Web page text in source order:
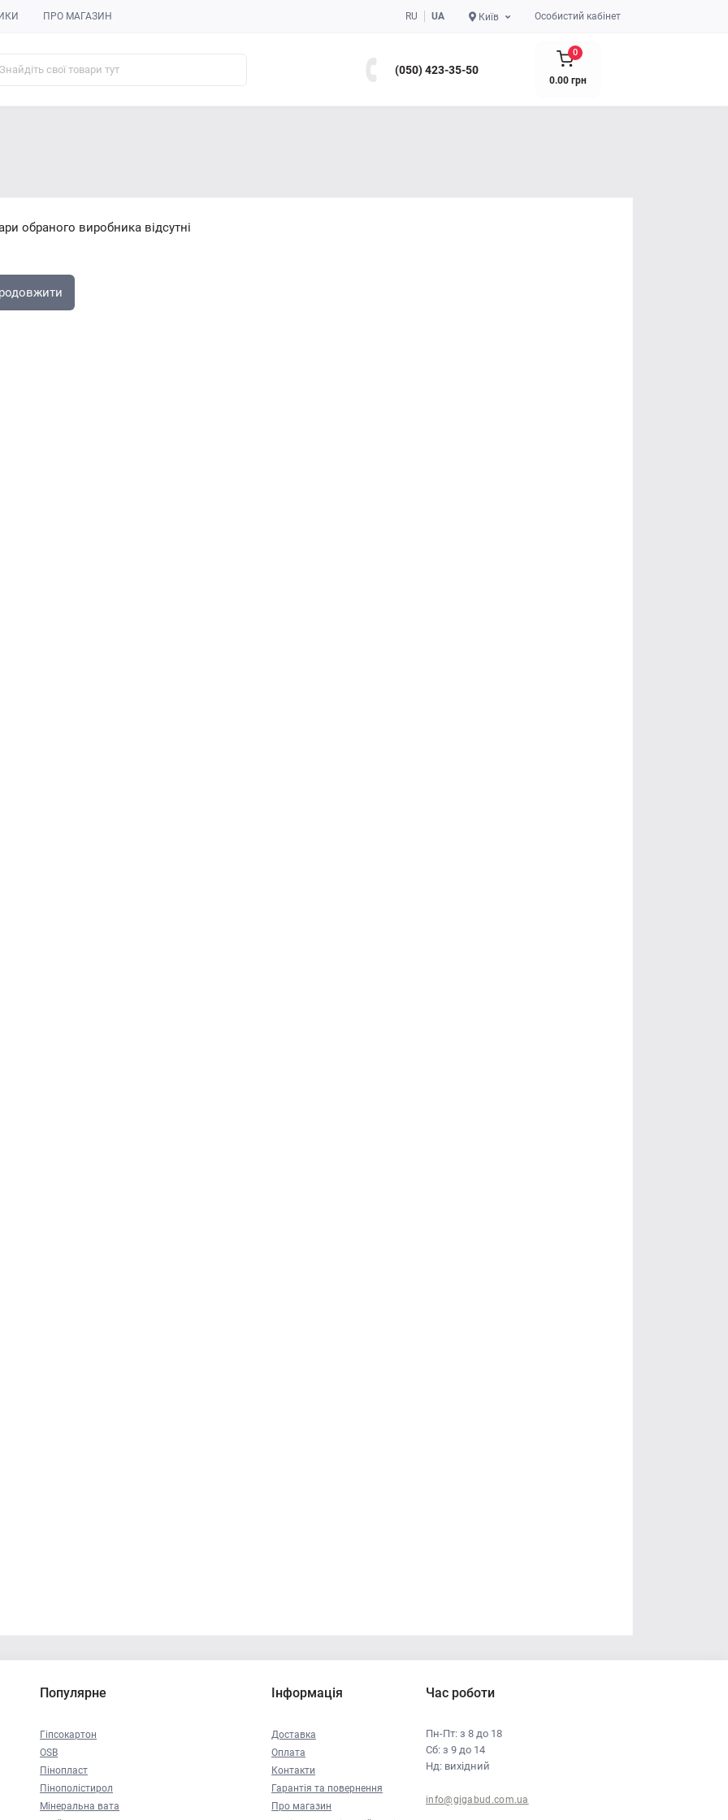
ПРО МАГАЗИН RU UA Київ Особистий кабінет
(050) 423-35-50
0
0.00 грн
обраного виробника відсутні
Популярне
Гіпсокартон
OSB
Пінопласт
Пінополістирол
Мінеральна вата
Інформація
Доставка
Оплата
Контакти
Гарантія та повернення
Про магазин
Час роботи
Пн-Пт: з 8 до 18
Сб: з 9 до 14
Нд: вихідний
info@gigabud.com.ua